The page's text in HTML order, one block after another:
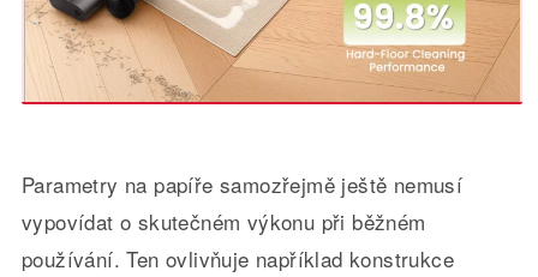
Parametry na papíře samozřejmě ještě nemusí
vypovídat o skutečném výkonu při běžném
používání. Ten ovlivňuje například konstrukce